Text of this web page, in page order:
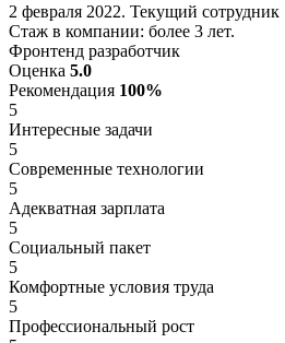
2 февраля 2022. Текущий сотрудник
Стаж в компании: более 3 лет.
Фронтенд разработчик
Оценка 5.0
Рекомендация 100%
5
Интересные задачи
5
Современные технологии
5
Адекватная зарплата
5
Социальный пакет
5
Комфортные условия труда
5
Профессиональный рост